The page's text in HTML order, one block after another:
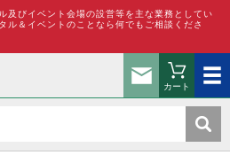
及びイベント会場の設営等を主な業務としてい
ル＆イベントのことなら何でもご相談くださ
お問い合
カート